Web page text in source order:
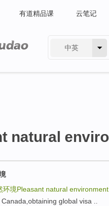
有道精品课 云笔记
中英
natural
环境Pleasant natural environment
global visa ..